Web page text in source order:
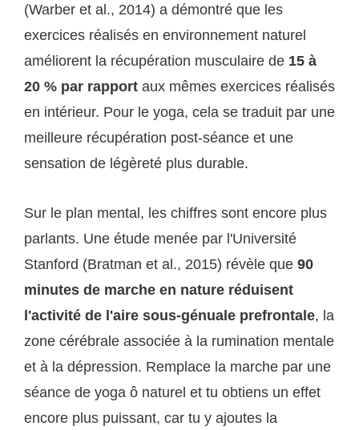
(Warber et al., 2014) a démontré que les
exercices réalisés en environnement naturel
améliorent la récupération musculaire de 15 à
20 % par rapport aux mêmes exercices réalisés
en intérieur. Pour le yoga, cela se traduit par une
meilleure récupération post-séance et une
sensation de légèreté plus durable.
Sur le plan mental, les chiffres sont encore plus
parlants. Une étude menée par l'Université
Stanford (Bratman et al., 2015) révèle que 90
minutes de marche en nature réduisent
l'activité de l'aire sous-génuale prefrontale, la
zone cérébrale associée à la rumination mentale
et à la dépression. Remplace la marche par une
séance de yoga ô naturel et tu obtiens un effet
encore plus puissant, car tu y ajoutes la